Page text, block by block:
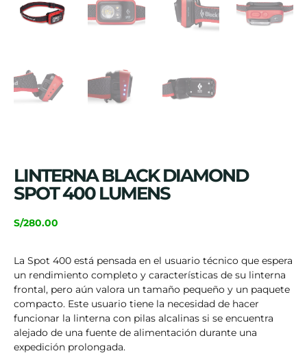
LINTERNA BLACK DIAMOND
SPOT 400 LUMENS
S/280.00
La Spot 400 está pensada en el usuario técnico que espera
un rendimiento completo y características de su linterna
frontal, pero aún valora un tamaño pequeño y un paquete
compacto. Este usuario tiene la necesidad de hacer
funcionar la linterna con pilas alcalinas si se encuentra
alejado de una fuente de alimentación durante una
expedición prolongada.